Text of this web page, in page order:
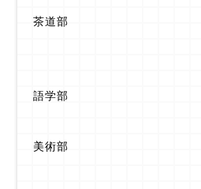
茶道部
語学部
美術部